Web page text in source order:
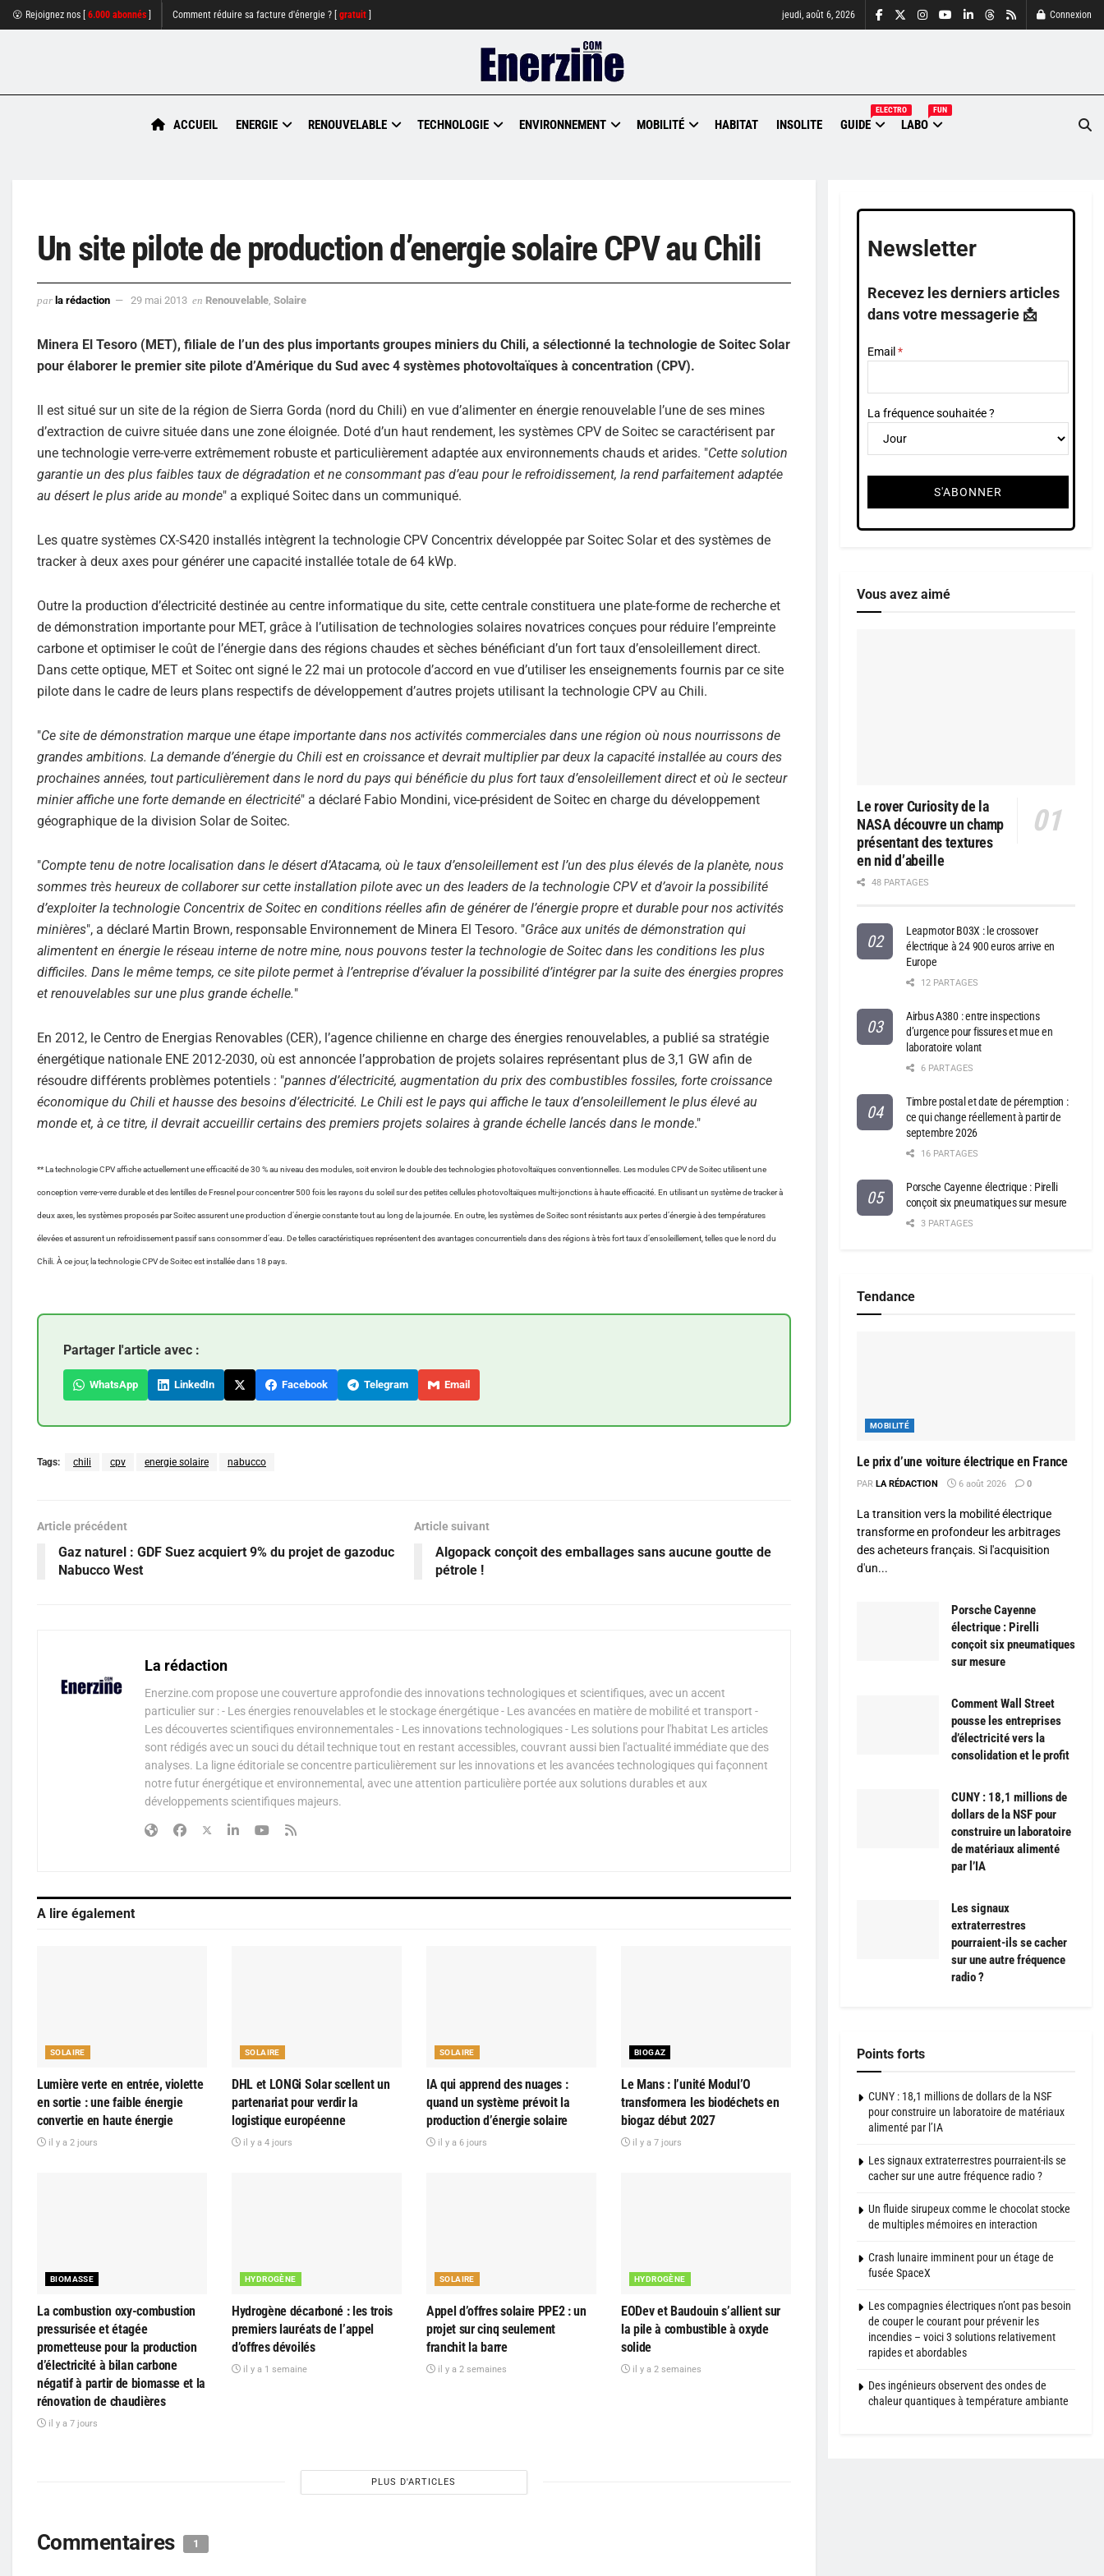
😮 Rejoignez nos [ 6.000 abonnés Comment réduire sa facture d'énergie ? [ gratuit jeudi, août 6, 2026 Connexion
ACCUEIL ENERGIE RENOUVELABLE TECHNOLOGIE ENVIRONNEMENT MOBILITÉ HABITAT INSOLITE GUIDE
ELECTRO
LABO
FUN
Un site pilote de production d’energie solaire CPV au Chili
par la rédaction 29 mai 2013 en Renouvelable Solaire
Minera El Tesoro (MET), filiale de l’un des plus importants groupes miniers du Chili, a sélectionné la technologie de Soitec Solar
pour élaborer le premier site pilote d’Amérique du Sud avec 4 systèmes photovoltaïques à concentration (CPV).
Il est situé sur un site de la région de Sierra Gorda (nord du Chili) en vue d’alimenter en énergie renouvelable l’une de ses mines
d’extraction de cuivre située dans une zone éloignée. Doté d’un haut rendement, les systèmes CPV de Soitec se caractérisent par
une technologie verre-verre extrêmement robuste et particulièrement adaptée aux environnements chauds et arides. "Cette solution
garantie un des plus faibles taux de dégradation et ne consommant pas d’eau pour le refroidissement, la rend parfaitement adaptée
au désert le plus aride au monde" a expliqué Soitec dans un communiqué.
Les quatre systèmes CX-S420 installés intègrent la technologie CPV Concentrix développée par Soitec Solar et des systèmes de
tracker à deux axes pour générer une capacité installée totale de 64 kWp.
Outre la production d’électricité destinée au centre informatique du site, cette centrale constituera une plate-forme de recherche et
de démonstration importante pour MET, grâce à l’utilisation de technologies solaires novatrices conçues pour réduire l’empreinte
carbone et optimiser le coût de l’énergie dans des régions chaudes et sèches bénéficiant d’un fort taux d’ensoleillement direct.
Dans cette optique, MET et Soitec ont signé le 22 mai un protocole d’accord en vue d’utiliser les enseignements fournis par ce site
pilote dans le cadre de leurs plans respectifs de développement d’autres projets utilisant la technologie CPV au Chili.
"Ce site de démonstration marque une étape importante dans nos activités commerciales dans une région où nous nourrissons de
grandes ambitions. La demande d’énergie du Chili est en croissance et devrait multiplier par deux la capacité installée au cours des
prochaines années, tout particulièrement dans le nord du pays qui bénéficie du plus fort taux d’ensoleillement direct et où le secteur
minier affiche une forte demande en électricité" a déclaré Fabio Mondini, vice-président de Soitec en charge du développement
géographique de la division Solar de Soitec.
"Compte tenu de notre localisation dans le désert d’Atacama, où le taux d’ensoleillement est l’un des plus élevés de la planète, nous
sommes très heureux de collaborer sur cette installation pilote avec un des leaders de la technologie CPV et d’avoir la possibilité
d’exploiter la technologie Concentrix de Soitec en conditions réelles afin de générer de l’énergie propre et durable pour nos activités
minières", a déclaré Martin Brown, responsable Environnement de Minera El Tesoro. "Grâce aux unités de démonstration qui
alimentent en énergie le réseau interne de notre mine, nous pouvons tester la technologie de Soitec dans les conditions les plus
difficiles. Dans le même temps, ce site pilote permet à l’entreprise d’évaluer la possibilité d’intégrer par la suite des énergies propres
et renouvelables sur une plus grande échelle."
En 2012, le Centro de Energias Renovables (CER), l’agence chilienne en charge des énergies renouvelables, a publié sa stratégie
énergétique nationale ENE 2012-2030, où est annoncée l’approbation de projets solaires représentant plus de 3,1 GW afin de
résoudre différents problèmes potentiels : "pannes d’électricité, augmentation du prix des combustibles fossiles, forte croissance
économique du Chili et hausse des besoins d’électricité. Le Chili est le pays qui affiche le taux d’ensoleillement le plus élevé au
monde et, à ce titre, il devrait accueillir certains des premiers projets solaires à grande échelle lancés dans le monde."
** La technologie CPV affiche actuellement une efficacité de 30 % au niveau des modules, soit environ le double des technologies photovoltaïques conventionnelles. Les modules CPV de Soitec utilisent une
conception verre-verre durable et des lentilles de Fresnel pour concentrer 500 fois les rayons du soleil sur des petites cellules photovoltaïques multi-jonctions à haute efficacité. En utilisant un système de tracker à
deux axes, les systèmes proposés par Soitec assurent une production d’énergie constante tout au long de la journée. En outre, les systèmes de Soitec sont résistants aux pertes d’énergie à des températures
élevées et assurent un refroidissement passif sans consommer d’eau. De telles caractéristiques représentent des avantages concurrentiels dans des régions à très fort taux d’ensoleillement, telles que le nord du
Chili. À ce jour, la technologie CPV de Soitec est installée dans 18 pays.
Partager l'article avec :
WhatsApp LinkedIn Facebook Telegram Email
Tags: chili cpv energie solaire nabucco
Article précédent
Gaz naturel : GDF Suez acquiert 9% du projet de gazoduc
Nabucco West
Article suivant
Algopack conçoit des emballages sans aucune goutte de
pétrole !
La rédaction
Enerzine.com propose une couverture approfondie des innovations technologiques et scientifiques, avec un accent
particulier sur : - Les énergies renouvelables et le stockage énergétique - Les avancées en matière de mobilité et transport -
Les découvertes scientifiques environnementales - Les innovations technologiques - Les solutions pour l'habitat Les articles
sont rédigés avec un souci du détail technique tout en restant accessibles, couvrant aussi bien l'actualité immédiate que des
analyses. La ligne éditoriale se concentre particulièrement sur les innovations et les avancées technologiques qui façonnent
notre futur énergétique et environnemental, avec une attention particulière portée aux solutions durables et aux
développements scientifiques majeurs.
A lire également
SOLAIRE
Lumière verte en entrée, violette
en sortie : une faible énergie
convertie en haute énergie
il y a 2 jours
SOLAIRE
DHL et LONGi Solar scellent un
partenariat pour verdir la
logistique européenne
il y a 4 jours
SOLAIRE
IA qui apprend des nuages :
quand un système prévoit la
production d’énergie solaire
il y a 6 jours
BIOGAZ
Le Mans : l’unité Modul’O
transformera les biodéchets en
biogaz début 2027
il y a 7 jours
BIOMASSE
La combustion oxy-combustion
pressurisée et étagée
prometteuse pour la production
d’électricité à bilan carbone
négatif à partir de biomasse et la
rénovation de chaudières
il y a 7 jours
HYDROGÈNE
Hydrogène décarboné : les trois
premiers lauréats de l’appel
d’offres dévoilés
il y a 1 semaine
SOLAIRE
Appel d’offres solaire PPE2 : un
projet sur cinq seulement
franchit la barre
il y a 2 semaines
HYDROGÈNE
EODev et Baudouin s’allient sur
la pile à combustible à oxyde
solide
il y a 2 semaines
PLUS D'ARTICLES
Commentaires 1
Newsletter
Recevez les derniers articles
dans votre messagerie 📩
Email
La fréquence souhaitée ?
Vous avez aimé
Le rover Curiosity de la
NASA découvre un champ
présentant des textures
en nid d’abeille
48 PARTAGES
Leapmotor B03X : le crossover
électrique à 24 900 euros arrive en
Europe
12 PARTAGES
Airbus A380 : entre inspections
d’urgence pour fissures et mue en
laboratoire volant
6 PARTAGES
Timbre postal et date de péremption :
ce qui change réellement à partir de
septembre 2026
16 PARTAGES
Porsche Cayenne électrique : Pirelli
conçoit six pneumatiques sur mesure
3 PARTAGES
Tendance
MOBILITÉ
Le prix d’une voiture électrique en France
PAR LA RÉDACTION 6 août 2026 0
La transition vers la mobilité électrique
transforme en profondeur les arbitrages
des acheteurs français. Si l'acquisition
d'un...
Porsche Cayenne
électrique : Pirelli
conçoit six pneumatiques
sur mesure
Comment Wall Street
pousse les entreprises
d’électricité vers la
consolidation et le profit
CUNY : 18,1 millions de
dollars de la NSF pour
construire un laboratoire
de matériaux alimenté
par l’IA
Les signaux
extraterrestres
pourraient-ils se cacher
sur une autre fréquence
radio ?
Points forts
CUNY : 18,1 millions de dollars de la NSF
pour construire un laboratoire de matériaux
alimenté par l’IA
Les signaux extraterrestres pourraient-ils se
cacher sur une autre fréquence radio ?
Un fluide sirupeux comme le chocolat stocke
de multiples mémoires en interaction
Crash lunaire imminent pour un étage de
fusée SpaceX
Les compagnies électriques n’ont pas besoin
de couper le courant pour prévenir les
incendies – voici 3 solutions relativement
rapides et abordables
Des ingénieurs observent des ondes de
chaleur quantiques à température ambiante